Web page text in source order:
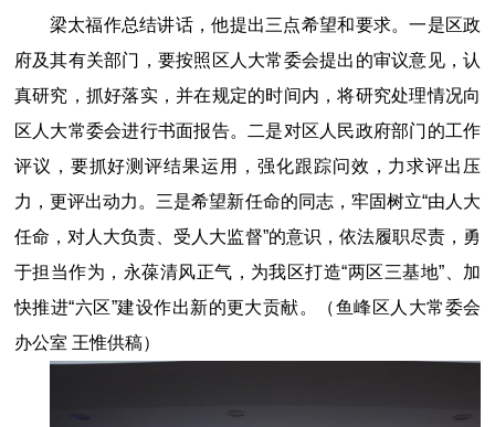
梁太福作总结讲话，他提出三点希望和要求。一是区政
府及其有关部门，要按照区人大常委会提出的审议意见，认
真研究，抓好落实，并在规定的时间内，将研究处理情况向
区人大常委会进行书面报告。二是对区人民政府部门的工作
评议，要抓好测评结果运用，强化跟踪问效，力求评出压
力，更评出动力。三是希望新任命的同志，牢固树立“由人大
任命，对人大负责、受人大监督”的意识，依法履职尽责，勇
于担当作为，永葆清风正气，为我区打造“两区三基地”、加
快推进“六区”建设作出新的更大贡献。（鱼峰区人大常委会
办公室 王惟供稿）